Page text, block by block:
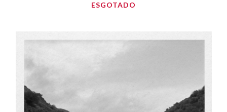
ESGOTADO